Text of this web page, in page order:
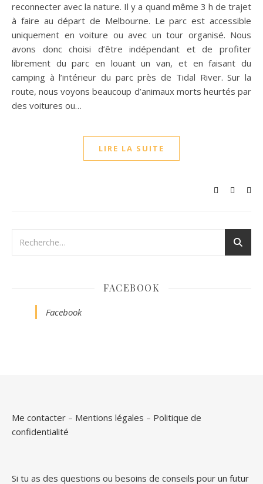
reconnecter avec la nature. Il y a quand même 3 h de trajet
à faire au départ de Melbourne. Le parc est accessible
uniquement en voiture ou avec un tour organisé. Nous
avons donc choisi d’être indépendant et de profiter
librement du parc en louant un van, et en faisant du
camping à l’intérieur du parc près de Tidal River. Sur la
route, nous voyons beaucoup d’animaux morts heurtés par
des voitures ou…
LIRE LA SUITE
FACEBOOK
Facebook
Me contacter – Mentions légales – Politique de
confidentialité
Si tu as des questions ou besoins de conseils pour un futur